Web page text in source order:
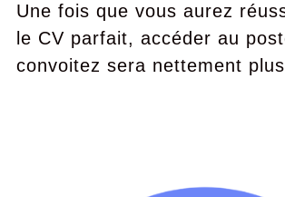
Une fois que vous aurez
le CV parfait, accéder au
convoitez sera nettement